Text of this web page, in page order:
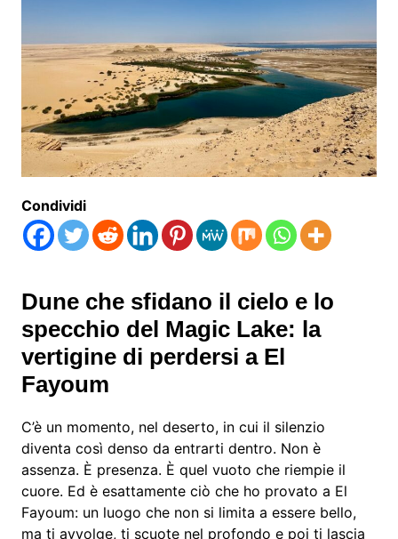
Condividi
Dune che sfidano il cielo e lo
specchio del Magic Lake: la
vertigine di perdersi a El
Fayoum
C’è un momento, nel deserto, in cui il silenzio
diventa così denso da entrarti dentro. Non è
assenza. È presenza. È quel vuoto che riempie il
cuore. Ed è esattamente ciò che ho provato a El
Fayoum: un luogo che non si limita a essere bello,
ma ti avvolge, ti scuote nel profondo e poi ti lascia